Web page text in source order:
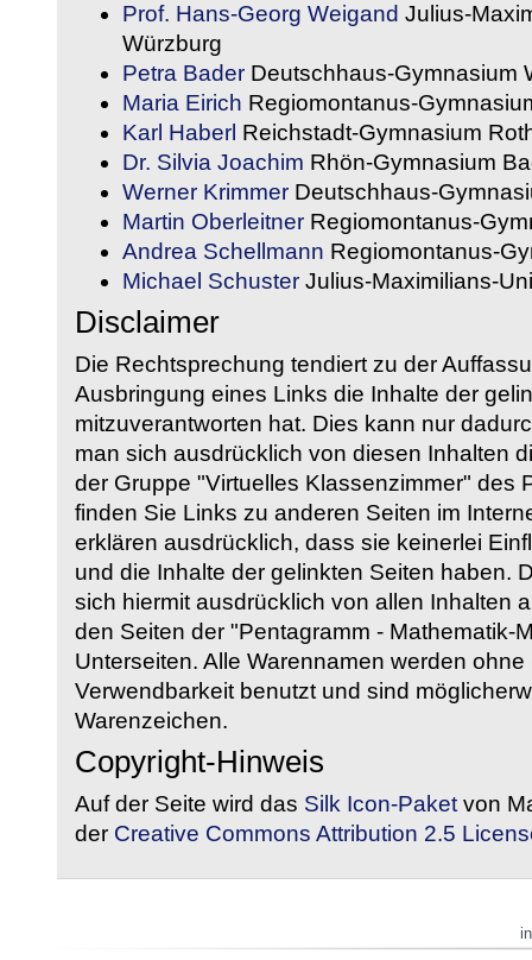
Prof. Hans-Georg Weigand Julius-
Würzburg
Petra Bader Deutschhaus-Gymnasium
Maria Eirich Regiomontanus-
Karl Haberl Reichstadt-Gymnasium
Dr. Silvia Joachim Rhön-Gymnasium
Werner Krimmer Deutschhaus-
Martin Oberleitner Regiomontanus-
Andrea Schellmann Regiomontanus-
Michael Schuster Julius-Maximilians-
Disclaimer
Die Rechtsprechung tendiert zu der
Ausbringung eines Links die Inhalte der
mitzuverantworten hat. Dies kann nur
man sich ausdrücklich von diesen Inhalten
der Gruppe "Virtuelles Klassenzimmer" des
finden Sie Links zu anderen Seiten im
erklären ausdrücklich, dass sie keinerlei
und die Inhalte der gelinkten Seiten haben.
sich hiermit ausdrücklich von allen Inhalten
den Seiten der "Pentagramm - Mathematik-
Unterseiten. Alle Warennamen werden
Verwendbarkeit benutzt und sind
Warenzeichen.
Copyright-Hinweis
Auf der Seite wird das Silk Icon-Paket von
der Creative Commons Attribution 2.5